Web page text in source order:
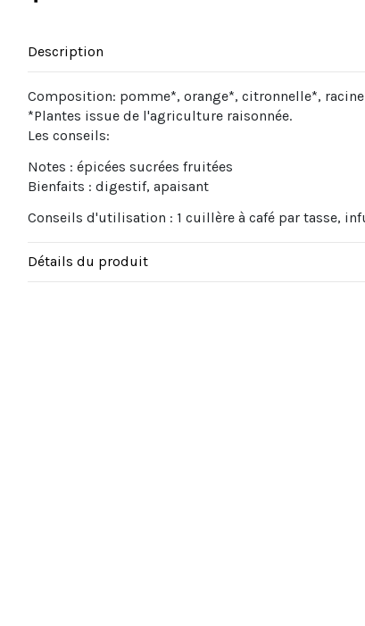
Description
Composition: pomme*, orange*, citronnelle*,
*Plantes issue de l'agriculture raisonnée.
Les conseils:
Notes : épicées sucrées fruitées
Bienfaits : digestif, apaisant
Conseils d'utilisation : 1 cuillère à café par tasse,
Détails du produit